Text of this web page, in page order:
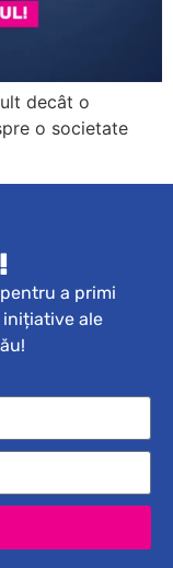
decât o
o societate
a primi
inițiative ale